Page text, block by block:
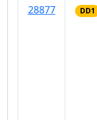
28877
DD1